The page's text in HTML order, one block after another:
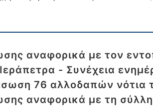
αναφορικά με τον
- Συνέχεια
76 αλλοδαπών
αναφορικά με τη